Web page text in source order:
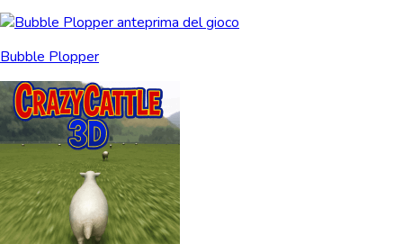
Bubble Plopper